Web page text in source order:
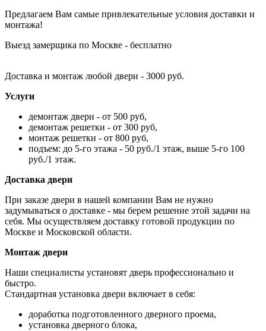
Предлагаем Вам самые привлекательные условия доставки и
монтажа!
Выезд замерщика по Москве - бесплатно
Доставка и монтаж любой двери - 3000 руб.
Услуги
демонтаж двери - от 500 руб,
демонтаж решетки - от 300 руб,
монтаж решетки - от 800 руб,
подъем: до 5-го этажа - 50 руб./1 этаж, выше 5-го 100
руб./1 этаж.
Доставка двери
При заказе двери в нашей компании Вам не нужно
задумываться о доставке - мы берем решение этой задачи на
себя. Мы осуществляем доставку готовой продукции по
Москве и Московской области.
Монтаж двери
Наши специалисты установят дверь профессионально и
быстро.
Стандартная установка двери включает в себя:
доработка подготовленного дверного проема,
установка дверного блока,